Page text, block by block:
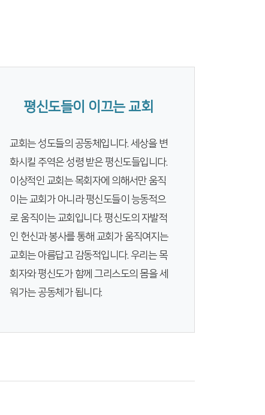
평신도들이 이끄는 교회
교회는 성도들의 공동체입니다. 세상을 변
화시킬 주역은 성령 받은 평신도들입니다.
이상적인 교회는 목회자에 의해서만 움직
이는 교회가 아니라 평신도들이 능동적으
로 움직이는 교회입니다. 평신도의 자발적
인 헌신과 봉사를 통해 교회가 움직여지는
교회는 아름답고 감동적입니다. 우리는 목
회자와 평신도가 함께 그리스도의 몸을 세
워가는 공동체가 됩니다.